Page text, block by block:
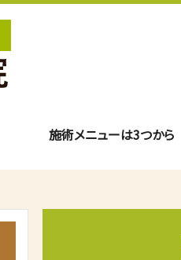
施術メニューは3つから